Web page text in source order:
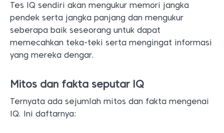
Tes IQ sendiri akan mengukur memori jangka
pendek serta jangka panjang dan mengukur
seberapa baik seseorang untuk dapat
memecahkan teka-teki serta mengingat informasi
yang mereka dengar.
Mitos dan fakta seputar IQ
Ternyata ada sejumlah mitos dan fakta mengenai
IQ. Ini daftarnya: